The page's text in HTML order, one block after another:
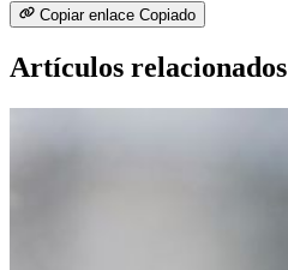
Copiar enlace Copiado
Artículos relacionados